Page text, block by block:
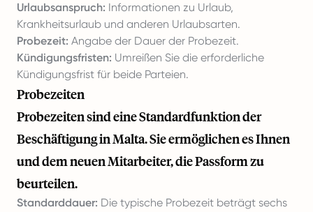
Urlaubsanspruch: Informationen zu Urlaub,
Krankheitsurlaub und anderen Urlaubsarten.
Probezeit: Angabe der Dauer der Probezeit.
Kündigungsfristen: Umreißen Sie die erforderliche
Kündigungsfrist für beide Parteien.
Probezeiten
Probezeiten sind eine Standardfunktion der
Beschäftigung in Malta. Sie ermöglichen es Ihnen
und dem neuen Mitarbeiter, die Passform zu
beurteilen.
Standarddauer: Die typische Probezeit beträgt sechs